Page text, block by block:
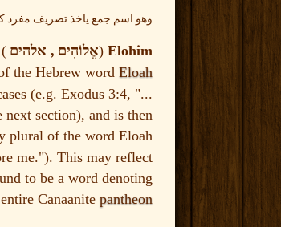
وهو اسم جمع ياخذ تصريف مفرد
Elohim
(אֱלוֹהִים , אלהים ) is a
the Hebrew word Eloah
(e.g. Exodus 3:4, "...
section), and is then
plural of the word Eloah (
me."). This may reflect
to be a word denoting
Canaanite pantheon